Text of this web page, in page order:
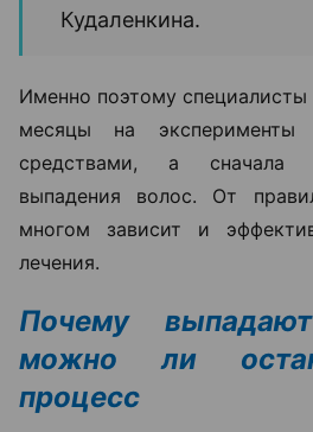
Кудаленкина.
Именно поэтому специалисты
месяцы на эксперименты
средствами, а сначала
выпадения волос. От
многом зависит и
лечения.
Почему
можно ли
процесс